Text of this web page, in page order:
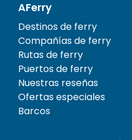
AFerry
Destinos de ferry
Compañías de ferry
Rutas de ferry
Puertos de ferry
Nuestras reseñas
Ofertas especiales
Barcos